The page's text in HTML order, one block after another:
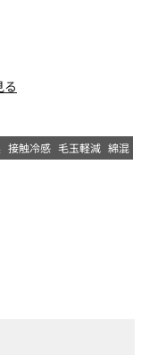
接触冷感 毛玉軽減 綿混